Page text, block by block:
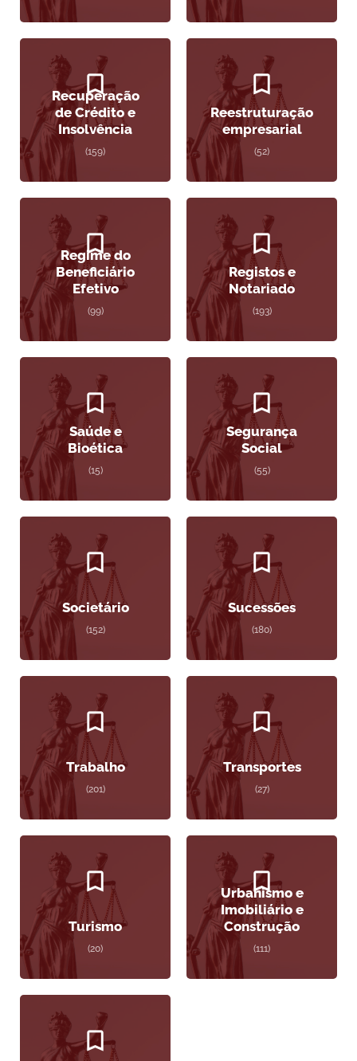
Recuperação
de Crédito e
Insolvência
(159)
Reestruturação
empresarial
(52)
Regime do
Beneficiário
Efetivo
(99)
Registos e
Notariado
(193)
Saúde e
Bioética
(15)
Segurança
Social
(55)
Societário
(152)
Sucessões
(180)
Trabalho
(201)
Transportes
(27)
Turismo
(20)
Urbanismo e
Imobiliário e
Construção
(111)